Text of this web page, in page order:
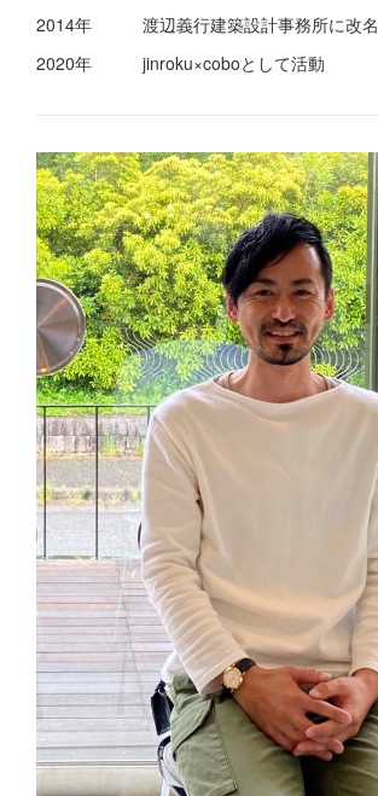
2014年 渡辺義行建築設計事務所に改名
2020年 jinroku×coboとして活動